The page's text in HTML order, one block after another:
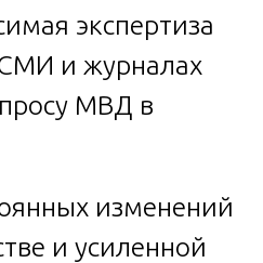
изменений
и усиленной